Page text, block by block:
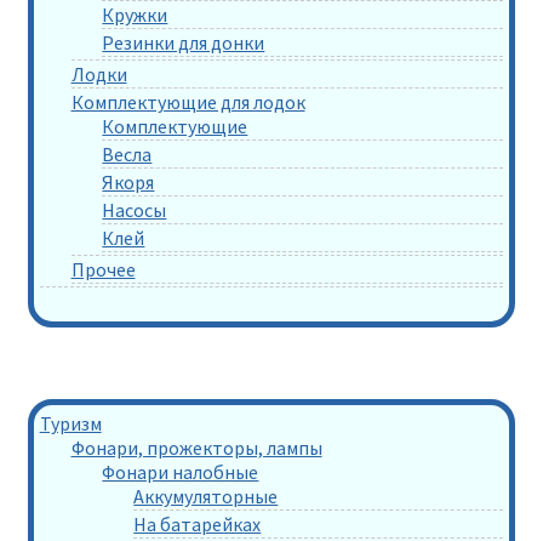
Кружки
Резинки для донки
Лодки
Комплектующие для лодок
Комплектующие
Весла
Якоря
Насосы
Клей
Прочее
Туризм
Фонари, прожекторы, лампы
Фонари налобные
Аккумуляторные
На батарейках